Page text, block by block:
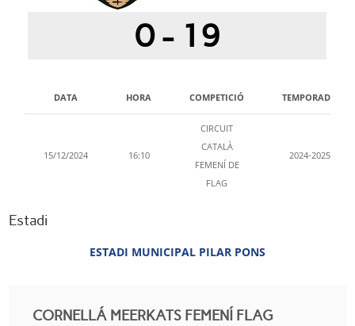
0- 19
DATA HORA COMPETICIÓ TEMPORADA
15/12/2024 16:10
CIRCUIT
CATALÀ
FEMENÍ DE
FLAG
2024-2025
Estadi
ESTADI MUNICIPAL PILAR PONS
CORNELLÁ MEERKATS FEMENÍ FLAG